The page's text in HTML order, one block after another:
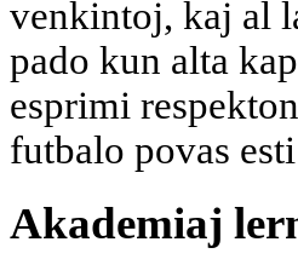
venkintoj, kaj al
pado kun alta
esprimi
futbalo povas
Akademiaj